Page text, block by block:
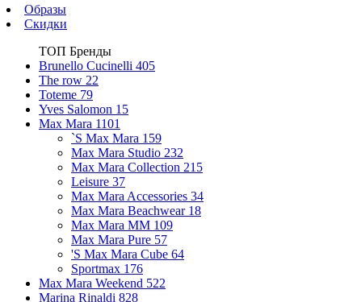
Образы
Скидки
ТОП Бренды
Brunello Cucinelli 405
The row 22
Toteme 79
Yves Salomon 15
Max Mara 1101
`S Max Mara 159
Max Mara Studio 232
Max Mara Collection 215
Leisure 37
Max Mara Accessories 34
Max Mara Beachwear 18
Max Mara MM 109
Max Mara Pure 57
'S Max Mara Cube 64
Sportmax 176
Max Mara Weekend 522
Marina Rinaldi 828